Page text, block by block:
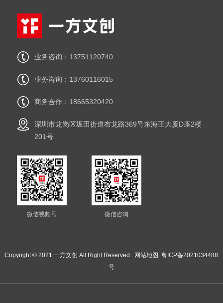
业务咨询：13751120740
业务咨询：13760116015
商务合作：18665320420
深圳市龙岗区坂田街道布龙路369号东海王大厦D座2楼
201号
微信视频号 微信咨询
Copyright © 2021 一方文创 All Right Reserved. 网站地图
粤ICP备2021034488
号